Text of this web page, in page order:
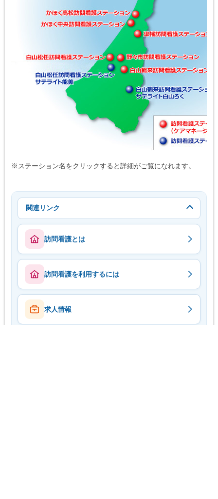
関連リンク
訪問看護とは
訪問看護を利用するには
求人情報
※ステーション名をクリックすると詳細がご覧になれます。